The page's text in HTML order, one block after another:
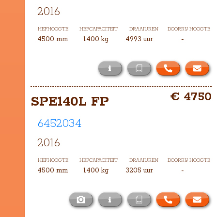
2016
HEFHOOGTE HEFCAPACITEIT DRAAIUREN DOORRIJ HOOGTE
4500 mm 1400 kg 4993 uur -
i
Het masttype bij deze SPE140L FP is
TH-4500
SPE140L FP
6452034
2016
HEFHOOGTE HEFCAPACITEIT DRAAIUREN DOORRIJ HOOGTE
4500 mm 1400 kg 3205 uur -
i
€ 4750